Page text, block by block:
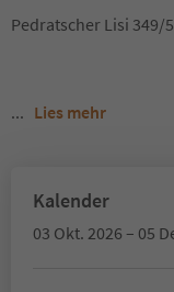
Pedratscher Lisi 349/
... Lies mehr
Kalender
03 Okt. 2026 – 05